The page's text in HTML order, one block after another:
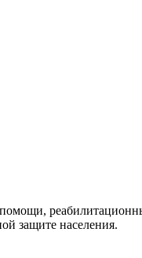
защите населения.